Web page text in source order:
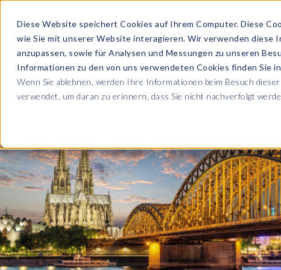
Diese Website speichert Cookies auf Ihrem Computer. Diese
wie Sie mit unserer Website interagieren. Wir verwenden diese
anzupassen, sowie für Analysen und Messungen zu unseren
Informationen zu den von uns verwendeten Cookies finden Sie
Wenn Sie ablehnen, werden Ihre Informationen beim Besuch
verwendet, um daran zu erinnern, dass Sie nicht nachverfolgt
PRODUKTE
Datenschutz & Sicherheit
Data Privacy Suite
Data Secure™
Data Disclose™
SAP HCM & Payroll
Transformation mit PRISM™
SAP® SuccessFactors®
Integration Monitoring
Payroll reporting
Lesen Sie alle
Webinare
Lernen Sie von
Webinaren
E-Books,
Entdecken Sie
Videos
Verbessern Sie Ihr
ÜBER UNS
Wer wir sind
Unsere Kultur
Karriere
Partner